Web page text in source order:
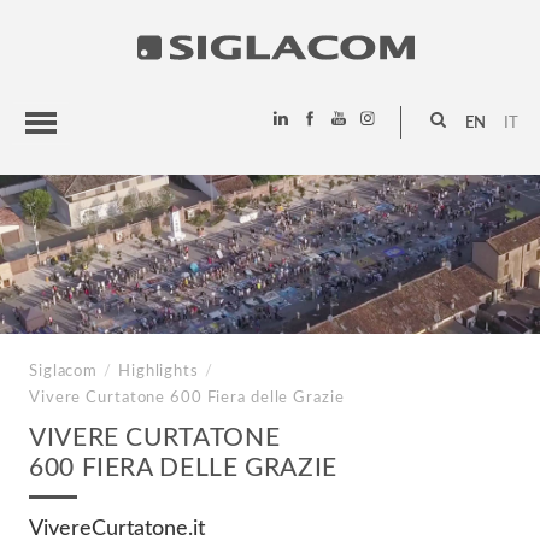
EN
HIGHLIGHTS
PROJECTS
SIGLACOM
Siglacom / Highlights
/
Vivere Curtatone 600 Fiera delle Grazie
VIVERE CURTATONE
600 FIERA DELLE GRAZIE
VivereCurtatone.it